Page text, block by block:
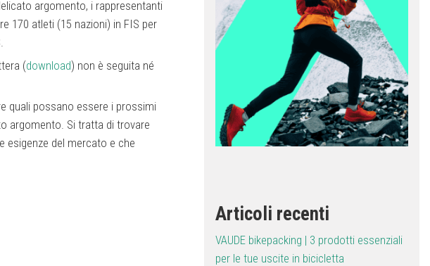
argomento, i rappresentanti
170 atleti (15 nazioni) in FIS per
(download) non è seguita né
quali possano essere i prossimi
argomento. Si tratta di trovare
esigenze del mercato e che
Articoli recenti
VAUDE bikepacking | 3 prodotti essenziali
per le tue uscite in bicicletta